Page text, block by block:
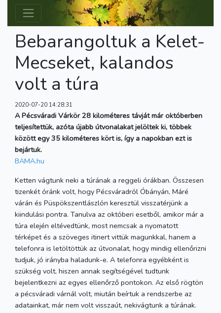
Bebarangoltuk a Kelet-
Mecseket, kalandos
volt a túra
2020-07-20 14:28:31
A Pécsváradi Várkör 28 kilométeres távját már októberben
teljesítettük, azóta újabb útvonalakat jelöltek ki, többek
között egy 35 kilométeres kört is, így a napokban ezt is
bejártuk.
BAMA.hu
Ketten vágtunk neki a túrának a reggeli órákban. Összesen
tizenkét óránk volt, hogy Pécsváradról Óbányán, Máré
várán és Püspökszentlászlón keresztül visszatérjünk a
kiindulási pontra. Tanulva az októberi esetből, amikor már a
túra elején eltévedtünk, most nemcsak a nyomatott
térképet és a szöveges itinert vittük magunkkal, hanem a
telefonra is letöltöttük az útvonalat, hogy mindig ellenőrizni
tudjuk, jó irányba haladunk-e. A telefonra egyébként is
szükség volt, hiszen annak segítségével tudtunk
bejelentkezni az egyes ellenőrző pontokon. Az első rögtön
a pécsváradi várnál volt, miután beírtuk a rendszerbe az
adatainkat, már nem volt visszaút, nekivágtunk a túrának.